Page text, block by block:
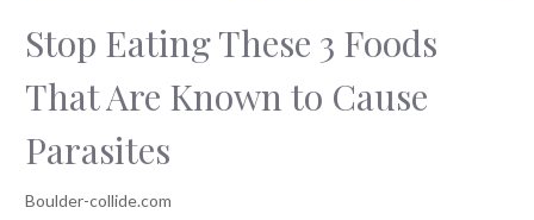
Stop Eating These 3 Foods
That Are Known to Cause
Parasites